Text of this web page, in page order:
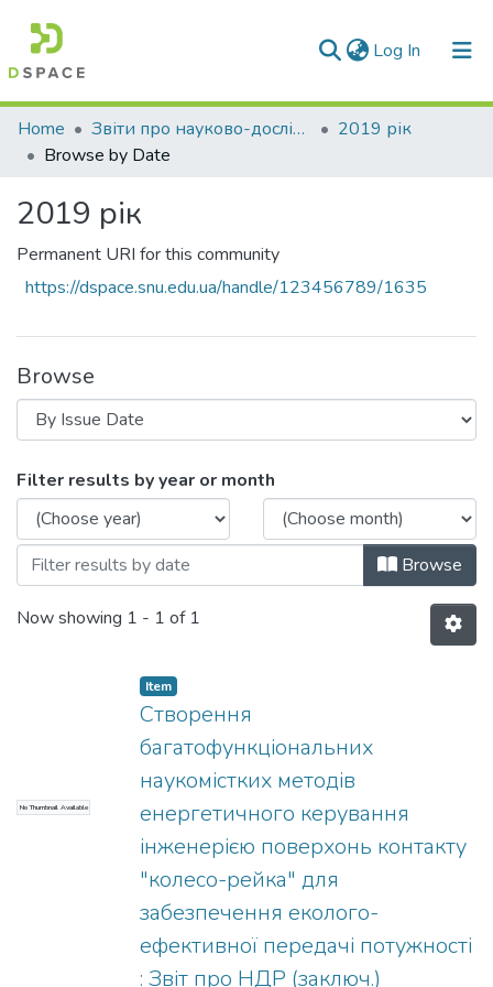
Log In (current)
Communities & Collections
All of DSpace
Home Звіти про науково-дослідну роботу за держбюджетним фінансуванням
2019 рік
Browse by Date
2019 рік
Permanent URI for this community
https://dspace.snu.edu.ua/handle/123456789/1635
Browse
Browsing 2019 рік by Issue Date
Filter results by year or month
Browse
Now showing 1 - 1 of 1
No Thumbnail Available
Item
Створення
багатофункціональних
наукомістких методів
енергетичного керування
інженерією поверхонь контакту
"колесо-рейка" для
забезпечення еколого-
ефективної передачі потужності
: Звіт про НДР (заключ.)